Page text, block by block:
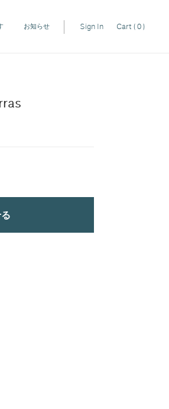
お知らせ Sign In Cart ( 0 )